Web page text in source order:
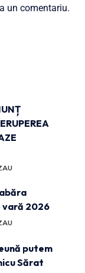
un comentariu.
vară 2026
putem
Sărat